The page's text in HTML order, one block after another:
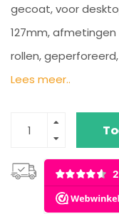
gecoat, voor
127mm, afmetingen
rollen,
Lees meer..